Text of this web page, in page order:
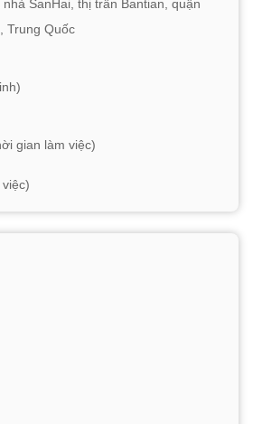
SanHai, thị trấn Bantian, quận
Trung Quốc
gian làm việc)